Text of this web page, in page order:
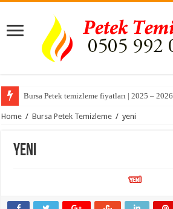
Bursa Petek temizleme fiyatları | 2025 – 2026
Home / Bursa Petek Temizleme / yeni
yeni